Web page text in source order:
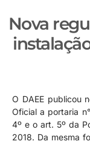
Nova
O DAEE publicou
Oficial a portaria
4º e o art. 5º da
2018. Da mesma